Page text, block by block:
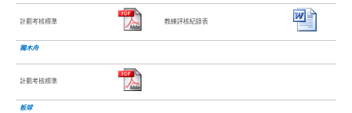
計劃考核標準 教練評核紀錄表
獨木舟
計劃考核標準
板球